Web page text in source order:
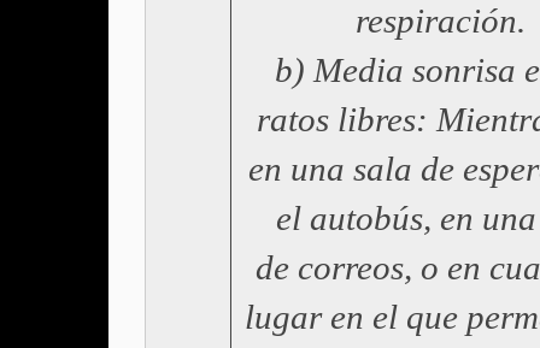
respiración.
b) Media sonrisa
ratos libres:
en una sala de
el autobús, en
de correos, o en
lugar en el que